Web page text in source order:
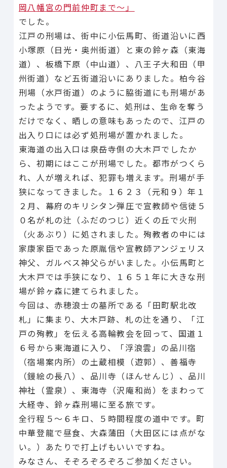
岡八幡宮の門前仲町まで〜」
でした。
江戸の刑場は、街中に小伝馬町、街道沿いに西
小塚原（日光・奥州街道）と東の鈴ヶ森（東海
道）、板橋下原（中山道）、八王子大和田（甲
州街道）など五街道沿いにありました。柏今谷
刑場（水戸街道）のように脇街道にも刑場があ
ったようです。要するに、処刑は、生命を奪う
だけでなく、晒しの意味もあったので、江戸の
出入り口には必ず処刑場が置かれました。
東海道の出入口は泉岳寺側の大木戸でしたか
ら、初期にはここが刑場でした。都市がつくら
れ、人が増えれば、犯罪も増えます。刑場が手
狭になってきました。１６２３（元和９）年１
２月、幕府のキリシタン弾圧で宣教師や信徒５
０名が札の辻（ふだのつじ）近くの丘で火刑
（火あぶり）に処されました。殉教者の中には
家康家臣であった原胤信や宣教師アンジェリス
神父、ガルベス神父らがいました。小伝馬町と
大木戸では手狭になり、１６５１年に大きな刑
場が鈴ヶ森に建てられました。
今回は、赤穂浪士の墓所である「田町駅北改
札」に集まり、大木戸跡、札の辻を通り、「江
戸の殉教」を伝える高輪教会を回って、国道１
６号から東海道に入り、「浮浪雲」の品川宿
（宿場案内所）の土蔵相模（遊郭）、善福寺
（鏝絵の長八）、品川寺（ほんせんじ）、品川
神社（霊泉）、東海寺（沢庵和尚）をまわって
大経寺、鈴ヶ森刑場に至る旅です。
全行程５〜６キロ、５時間程度の道中です。町
中華登龍で昼食、大森蒲田（大田区には点がな
い。）あたりで打上げもいいですね。
みなさん、そぞろぞろぞろご参加ください。